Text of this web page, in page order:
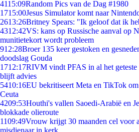
4115:09Random Pics van de Dag #1980
1715:00Jesus Simulator komt naar
2613:26Britney Spears: "Ik geloof dat ik
4312:42VS: kans op Russische aanval op
munitietekort wordt probleem
912:28Broer 135 keer gestoken en
doodslag Gouda
1712:17RIVM vindt PFAS in al het
blijft advies
5410:16EU bekritiseert Meta en TikTok
Ceuta
4209:53Houthi's vallen Saoedi-Arabië en
blokkade olieroute
1109:49Vrouw krijgt 30 maanden cel voor
misdienaar in kerk